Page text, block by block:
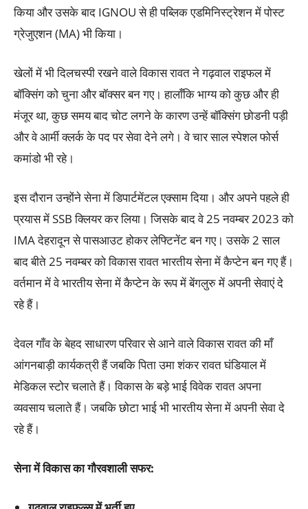
किया और उसके बाद IGNOU से ही पब्लिक एडमिनिस्ट्रेशन में पोस्ट
ग्रेजुएशन (MA) भी किया।
खेलों में भी दिलचस्पी रखने वाले विकास रावत ने गढ़वाल राइफल में
बॉक्सिंग को चुना और बॉक्सर बन गए। हालाँकि भाग्य को कुछ और ही
मंजूर था, कुछ समय बाद चोट लगने के कारण उन्हें बॉक्सिंग छोडनी पड़ी
और वे आर्मी क्लर्क के पद पर सेवा देने लगे। वे चार साल स्पेशल फोर्स
कमांडो भी रहे।
इस दौरान उन्होंने सेना में डिपार्टमेंटल एक्साम दिया। और अपने पहले ही
प्रयास में SSB क्लियर कर लिया। जिसके बाद वे 25 नवम्बर 2023 को
IMA देहरादून से पासआउट होकर लेफ्टिनेंट बन गए। उसके 2 साल
बाद बीते 25 नवम्बर को विकास रावत भारतीय सेना में कैप्टेन बन गए हैं।
वर्तमान में वे भारतीय सेना में कैप्टेन के रूप में बेंगलुरु में अपनी सेवाएं दे
रहे हैं।
देवल गाँव के बेहद साधारण परिवार से आने वाले विकास रावत की माँ
आंगनबाड़ी कार्यकत्री हैं जबकि पिता उमा शंकर रावत घंडियाल में
मेडिकल स्टोर चलाते हैं। विकास के बड़े भाई विवेक रावत अपना
व्यवसाय चलाते हैं। जबकि छोटा भाई भी भारतीय सेना में अपनी सेवा दे
रहे हैं।
सेना में विकास का गौरवशाली सफर: